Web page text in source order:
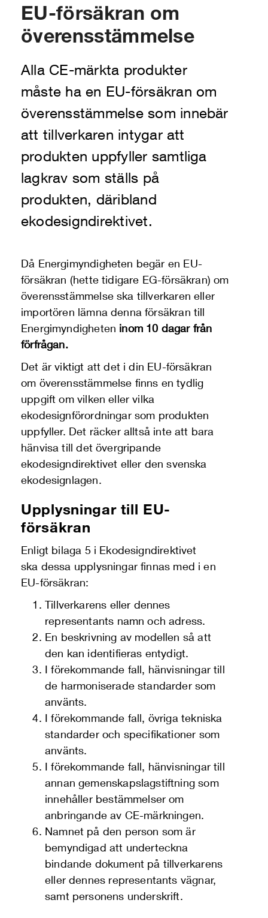
EU-försäkran om
överensstämmelse
Alla CE-märkta produkter
måste ha en EU-försäkran om
överensstämmelse som innebär
att tillverkaren intygar att
produkten uppfyller samtliga
lagkrav som ställs på
produkten, däribland
ekodesigndirektivet.
Då Energimyndigheten begär en EU-
försäkran (hette tidigare EG-försäkran) om
överensstämmelse ska tillverkaren eller
importören lämna denna försäkran till
Energimyndigheten inom 10 dagar från
förfrågan.
Det är viktigt att det i din EU-försäkran
om överensstämmelse finns en tydlig
uppgift om vilken eller vilka
ekodesignförordningar som produkten
uppfyller. Det räcker alltså inte att bara
hänvisa till det övergripande
ekodesigndirektivet eller den svenska
ekodesignlagen.
Upplysningar till EU-
försäkran
Enligt bilaga 5 i Ekodesigndirektivet
ska dessa upplysningar finnas med i en
EU-försäkran:
Tillverkarens eller dennes
representants namn och adress.
En beskrivning av modellen så att
den kan identifieras entydigt.
I förekommande fall, hänvisningar till
de harmoniserade standarder som
använts.
I förekommande fall, övriga tekniska
standarder och specifikationer som
använts.
I förekommande fall, hänvisningar till
annan gemenskapslagstiftning som
innehåller bestämmelser om
anbringande av CE-märkningen.
Namnet på den person som är
bemyndigad att underteckna
bindande dokument på tillverkarens
eller dennes representants vägnar,
samt personens underskrift.